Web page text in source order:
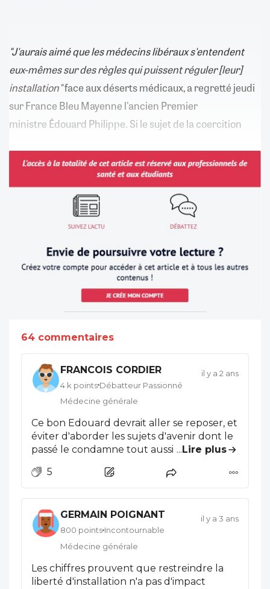
"J'aurais aimé que les médecins libéraux s'entendent
eux-mêmes sur des règles qui puissent réguler [leur]
installation"face aux déserts médicaux, a regretté jeudi
sur France Bleu Mayenne l'ancien Premier
ministre Édouard Philippe. Si le sujet de la coercition
64 commentaires
FRANCOIS CORDIER
4 k points Débatteur Passionné
Médecine générale
il y a 2 ans
Ce bon Edouard devrait aller se reposer, et
éviter d'aborder les sujets d'avenir dont le
passé le condamne tout aussi sévèrement
droite ou de gauche. Mais c'est bien une
pathologie structurelle de classe
très fort de ce qu'on sait n'avoir pas les
moyens de faire en espérant que le
volume sonore produira quelque effet sur
méconnaissance. De l'incompétence
crasse, on passe ici à l'usurpation
... Lire plus
5
GERMAIN POIGNANT
800 points Incontournable
Médecine générale
il y a 3 ans
Les chiffres prouvent que restreindre la
liberté d'installation n'a pas d'impact